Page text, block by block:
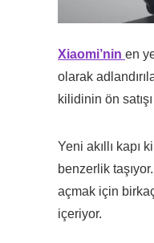
Xiaomi’nin en
olarak
kilidinin ön satışı
Yeni akıllı kapı
benzerlik taşıyor.
açmak için
içeriyor.